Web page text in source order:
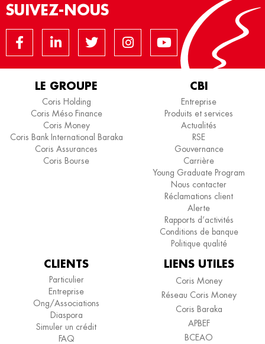
SUIVEZ-NOUS
LE GROUPE
Coris Holding
Coris Méso Finance
Coris Money
Coris Bank International Baraka
Coris Assurances
Coris Bourse
CBI
Entreprise
Produits et services
Actualités
RSE
Gouvernance
Carrière
Young Graduate Program
Nous contacter
Réclamations client
Alerte
Rapports d’activités
Conditions de banque
Politique qualité
CLIENTS
Particulier
Entreprise
Ong/Associations
Diaspora
Simuler un crédit
FAQ
LIENS UTILES
Coris Money
Réseau Coris Money
Coris Baraka
APBEF
BCEAO